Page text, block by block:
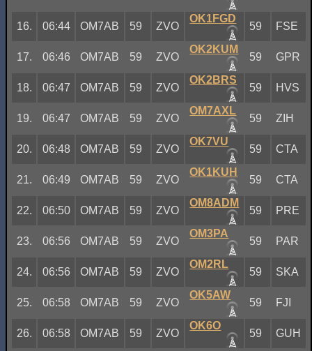
16. 06:44 OM7AB 59 ZVO
OK1FGD
59 FSE
17. 06:46 OM7AB 59 ZVO
OK2KUM
59 GPR
18. 06:47 OM7AB 59 ZVO
OK2BRS
59 HVS
19. 06:47 OM7AB 59 ZVO
OM7AXL
59 ZIH
20. 06:48 OM7AB 59 ZVO
OK7VU
59 CTA
21. 06:49 OM7AB 59 ZVO
OK1KUH
59 CTA
22. 06:50 OM7AB 59 ZVO
OM8ADM
59 PRE
23. 06:56 OM7AB 59 ZVO
OM3PA
59 PAR
24. 06:56 OM7AB 59 ZVO
OM2RL
59 SKA
25. 06:58 OM7AB 59 ZVO
OK5AW
59 FJI
26. 06:58 OM7AB 59 ZVO
OK6O
59
GUH